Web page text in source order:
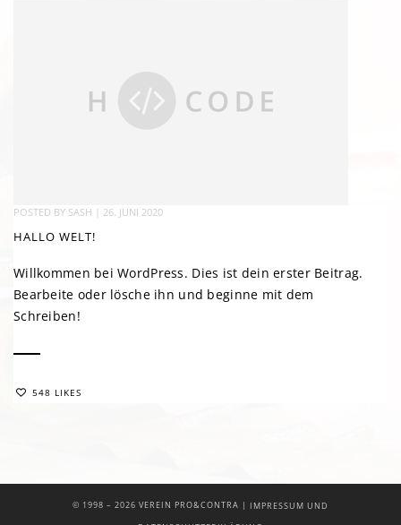
POSTED BY SASH 26. JUNI 2020
HALLO WELT!
Willkommen bei WordPress. Dies ist dein erster Beitrag.
Bearbeite oder lösche ihn und beginne mit dem
Schreiben!
548 LIKES
© 1998 – 2026 VEREIN PRO&CONTRA | IMPRESSUM UND